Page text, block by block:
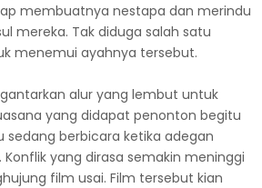
membuatnya nestapa dan merindu
mereka. Tak diduga salah satu
menemui ayahnya tersebut.
alur yang lembut untuk
yang didapat penonton begitu
sedang berbicara ketika adegan
yang dirasa semakin meninggi
film usai. Film tersebut kian